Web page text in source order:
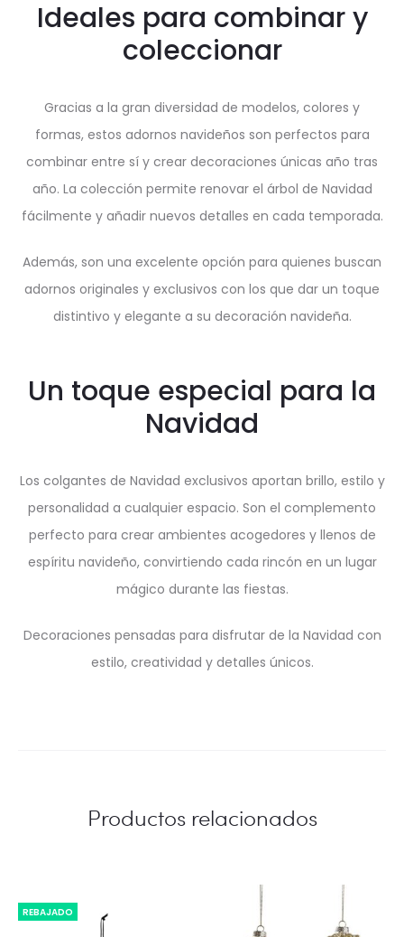
Ideales para combinar y
coleccionar
Gracias a la gran diversidad de modelos, colores y
formas, estos adornos navideños son perfectos para
combinar entre sí y crear decoraciones únicas año tras
año. La colección permite renovar el árbol de Navidad
fácilmente y añadir nuevos detalles en cada temporada.
Además, son una excelente opción para quienes buscan
adornos originales y exclusivos con los que dar un toque
distintivo y elegante a su decoración navideña.
Un toque especial para la
Navidad
Los colgantes de Navidad exclusivos aportan brillo, estilo y
personalidad a cualquier espacio. Son el complemento
perfecto para crear ambientes acogedores y llenos de
espíritu navideño, convirtiendo cada rincón en un lugar
mágico durante las fiestas.
Decoraciones pensadas para disfrutar de la Navidad con
estilo, creatividad y detalles únicos.
Productos relacionados
REBAJADO